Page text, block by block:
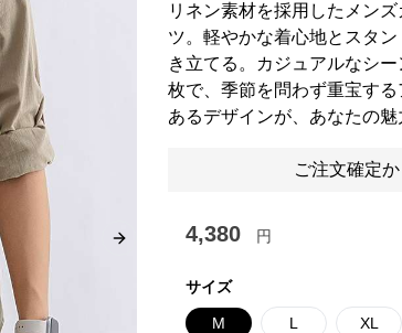
Next slide
リネン素材を採用したメン
ツ。軽やかな着心地とスタ
き立てる。カジュアルなシ
枚で、季節を問わず重宝す
あるデザインが、あなたの魅
ご注文確定
4,380 円
サイズ
M L XL